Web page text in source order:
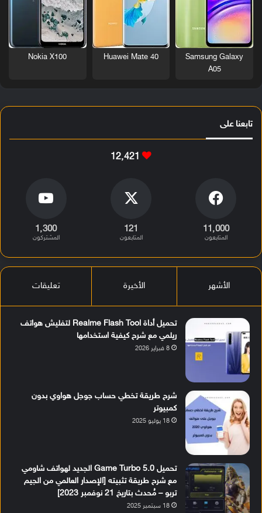
Samsung Galaxy
A05
Huawei Mate 40
Nokia X100
تابعنا على
12٬421
11٬000
المتابعون
121
المتابعون
1٬300
المشتركون
الأشهر الأخيرة تعليقات
تحميل أداة Realme Flash Tool لتفليش هواتف
ريلمي مع شرح كيفية استخدامها
8 فبراير 2026
شرح طريقة تخطي حساب جوجل هواوي بدون
كمبيوتر
18 يوليو 2025
تحميل Game Turbo 5.0 الجديد لهواتف شاومي
مع شرح طريقة تثبيته [الإصدار العالمي من الجيم
تربو – مُحدث بتاريخ 21 نوفمبر 2023]
18 سبتمبر 2025